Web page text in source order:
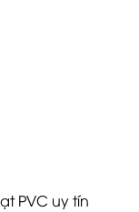
PVC uy tín